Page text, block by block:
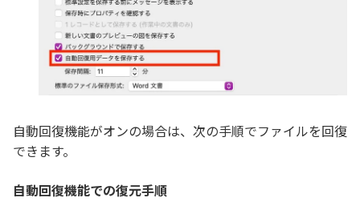
自動回復機能がオンの場合は、次の手順でファイルを回復
できます。
自動回復機能での復元手順